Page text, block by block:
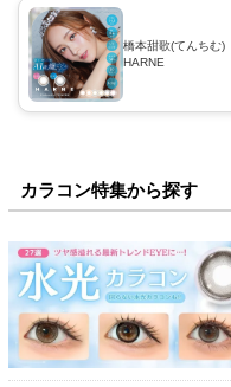
橋本甜歌(てんちむ)
HARNE
カラコン特集から探す